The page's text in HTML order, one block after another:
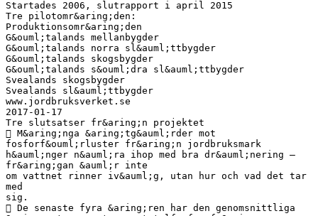
Startades 2006, slutrapport i april 2015
Tre pilotomr&aring;den:
Produktionsomr&aring;den
G&ouml;talands mellanbygder
G&ouml;talands norra sl&auml;ttbygder
G&ouml;talands skogsbygder
G&ouml;talands s&ouml;dra sl&auml;ttbygder
Svealands skogsbygder
Svealands sl&auml;ttbygder
www.jordbruksverket.se
2017-01-17
Tre slutsatser fr&aring;n projektet
 M&aring;nga &aring;tg&auml;rder mot
fosforf&ouml;rluster fr&aring;n jordbruksmark
h&auml;nger n&auml;ra ihop med bra dr&auml;nering –
fr&aring;gan &auml;r inte
om vattnet rinner iv&auml;g, utan hur och vad det tar
med
sig.
 De senaste fyra &aring;ren har den genomsnittliga